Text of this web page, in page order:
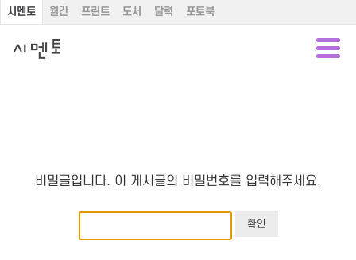
시멘토 월간 프린트 도서 달력 포토북
비밀글입니다. 이 게시글의 비밀번호를 입력해주세요.